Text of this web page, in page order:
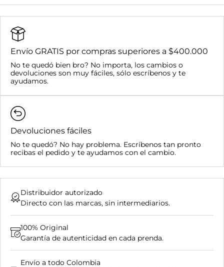
Barranquilla):
Bucaramanga y su área metropolitana:
Nacional:
Compras superiores a $400.000:
Envío GRATIS por compras superiores a $400.000
No te quedó bien bro? No importa, los cambios o
devoluciones son muy fáciles, sólo escríbenos y te
ayudamos.
Devoluciones fáciles
No te quedó? No hay problema. Escríbenos tan pronto
recibas el pedido y te ayudamos con el cambio.
Distribuidor autorizado
Directo con las marcas, sin intermediarios.
100% Original
Garantía de autenticidad en cada prenda.
Envío a todo Colombia